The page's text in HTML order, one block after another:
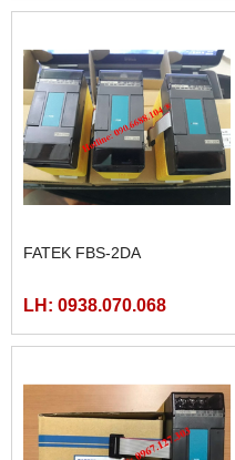
FATEK FBS-40MCR2-AC
LH: 0938.070.068